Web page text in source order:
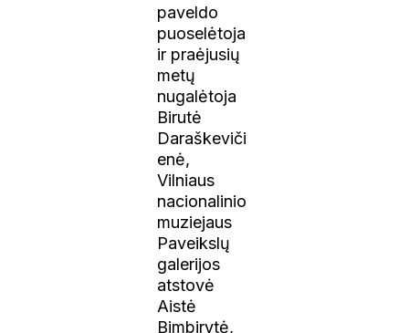
paveldo
puoselėtoja
ir praėjusių
metų
nugalėtoja
Birutė
Daraškeviči
enė,
Vilniaus
nacionalinio
muziejaus
Paveikslų
galerijos
atstovė
Aistė
Bimbirytė,